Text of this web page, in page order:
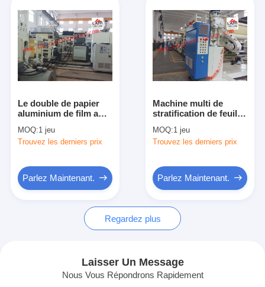
Des produits
Au sujet de nous
Visite d'usine
Machine de revêtement de stratification d'extrusion
Machine de stratification d'extrusion
machine en plastique de stratification
Le double de papier
aluminium de film a
d'énergie de grande
taille de stratification
MOQ:1 jeu
Trouvez les derniers prix
Parlez Maintenant.
Machine multi de
stratification de feuille
stratification
automatique
MOQ:1 jeu
Trouvez les derniers prix
Parlez Maintenant.
Regardez plus
Laisser Un Message
Nous Vous Répondrons Rapidement